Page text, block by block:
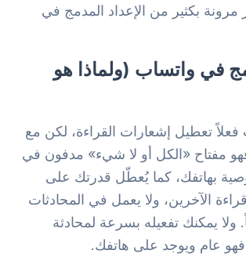
مرونة بكثير من الإعداد المدمج في
في واتساب (ولماذا هو
فعلاً تعطيل إشعارات القراءة، لكن مع
فهو مفتاح «الكل أو لا شيء» مدفون في
بهاتفك، كما يُعطّل قدرتك على
الآخرين، ولا يعمل في المحادثات
ولا يمكنك تفعيله بسرعة لمحادثة
عام ويوجد على هاتفك.